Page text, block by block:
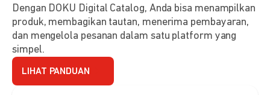
Dengan DOKU Digital Catalog, Anda bisa menampilkan
produk, membagikan tautan, menerima pembayaran,
dan mengelola pesanan dalam satu platform yang
simpel.
LIHAT PANDUAN